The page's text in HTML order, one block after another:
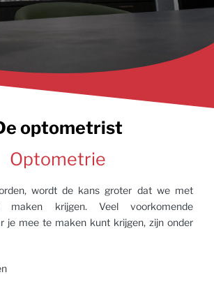
collectie
tot eigen merk
Bekijk onze collectie »
optometrist
Optometrie
wordt de kans groter dat we met
maken krijgen. Veel voorkomende
je mee te maken kunt krijgen, zijn onder